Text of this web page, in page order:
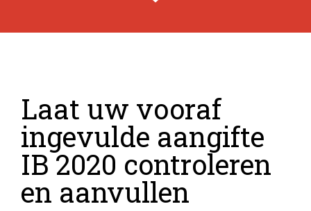
Laat uw vooraf
ingevulde aangifte
IB 2020 controleren
en aanvullen